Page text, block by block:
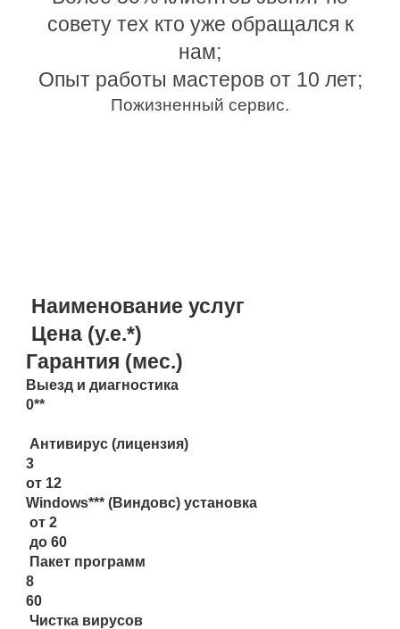
совету тех кто уже обращался к
нам;
Опыт работы мастеров от 10 лет;
Пожизненный сервис.
Наименование услуг
Цена (у.е.*)
Гарантия (мес.)
Выезд и диагностика
0**
Антивирус (лицензия)
3
от 12
Windows*** (Виндовс) установка
от 2
до 60
Пакет программ
8
60
Чистка вирусов